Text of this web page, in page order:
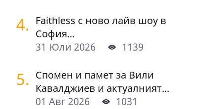
4. Faithless с ново лайв шоу в
София...
31 Юли 2026
1139
5. Спомен и памет за Вили
Кавалджиев и актуалният...
01 Авг 2026
1031